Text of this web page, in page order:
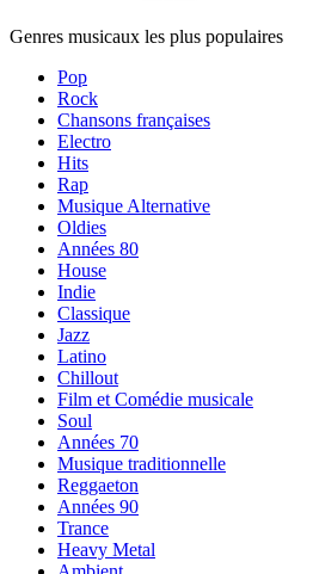
Genres musicaux les plus populaires
Pop
Rock
Chansons françaises
Electro
Hits
Rap
Musique Alternative
Oldies
Années 80
House
Indie
Classique
Jazz
Latino
Chillout
Film et Comédie musicale
Soul
Années 70
Musique traditionnelle
Reggaeton
Années 90
Trance
Heavy Metal